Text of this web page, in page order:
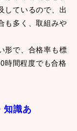
しているので、出
も多く、取組みや
形で、合格率も標
時間程度でも合格
知識あ